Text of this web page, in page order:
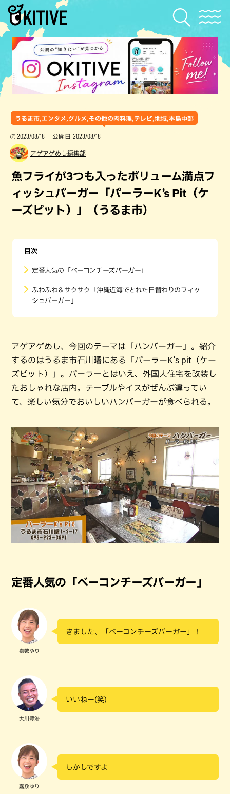
うるま市,エンタメ,グルメ,その他の肉料理,テレビ,地域,本島中部
2023/08/18 公開日 2023/08/18
アゲアゲめし編集部
魚フライが3つも入ったボリューム満点フ
ィッシュバーガー「パーラーK’s Pit（ケ
ーズピット）」（うるま市）
目次
定番人気の「ベーコンチーズバーガー」
ふわふわ＆サクサク「沖縄近海でとれた日替わりのフィッ
シュバーガー」
アゲアゲめし、今回のテーマは「ハンバーガー」。紹介
するのはうるま市石川曙にある「パーラーK’s pit（ケー
ズピット）」。パーラーとはいえ、外国人住宅を改装し
たおしゃれな店内。テーブルやイスがぜんぶ違ってい
て、楽しい気分でおいしいハンバーガーが食べられる。
定番人気の「ベーコンチーズバーガー」
嘉数ゆり
きました、「ベーコンチーズバーガー」！
大川豊治
いいねー(笑)
嘉数ゆり
しかしですよ